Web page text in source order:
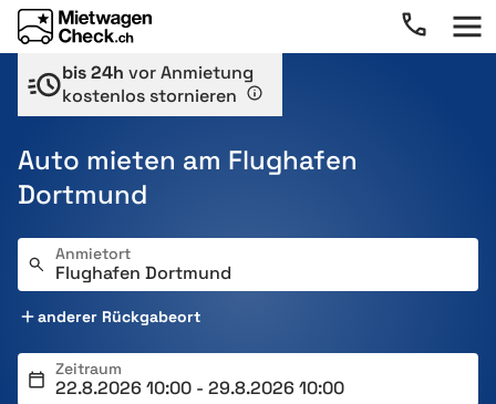
bis 24h vor Anmietung
kostenlos stornieren
Auto mieten am Flughafen
Dortmund
Anmietort
anderer Rückgabeort
Zeitraum